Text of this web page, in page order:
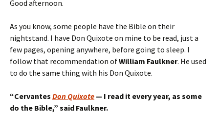
Good afternoon.
As you know, some people have the Bible on their
nightstand. I have Don Quixote on mine to be read, just a
few pages, opening anywhere, before going to sleep. I
follow that recommendation ofWilliam Faulkner. He used
to do the same thing with his Don Quixote.
“Cervantes Don Quixote — I read it every year, as some
do the Bible,” said Faulkner.